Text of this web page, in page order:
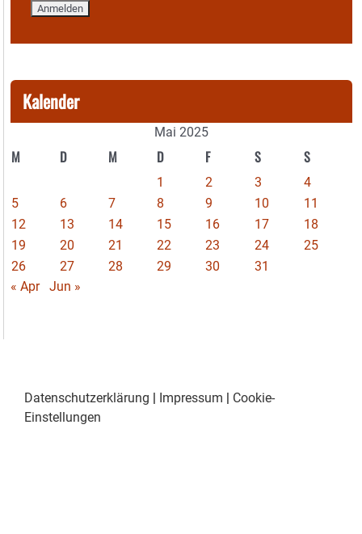
Kalender
Mai 2025
M D M D F S S
1 2 3
4
5
6 7 8 9 10
11
12
13 14 15 16 17
18
19
20 21 22 23 24
25
26
27 28 29 30
31
« Apr
Jun »
Datenschutzerklärung Impressum
Cookie-
Einstellungen